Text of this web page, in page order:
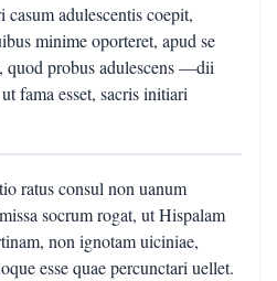
adulescentis coepit,
minime oporteret, apud se
quod probus adulescens —dii
fama esset, sacris initiari
ratus consul non uanum
socrum rogat, ut Hispalam
non ignotam uiciniae,
esse quae percunctari uellet.